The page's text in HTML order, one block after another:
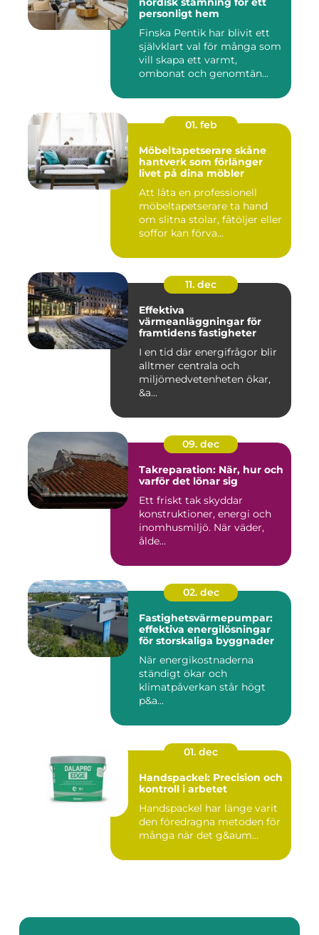
personligt hem
Finska Pentik har blivit ett
självklart val för många som
vill skapa ett varmt,
ombonat och genomtän...
01. feb
Möbeltapetserare skåne
hantverk som förlänger
livet på dina möbler
Att låta en professionell
möbeltapetserare ta hand
om slitna stolar, fåtöljer eller
soffor kan förva...
11. dec
Effektiva
värmeanläggningar för
framtidens fastigheter
I en tid där energifrågor blir
alltmer centrala och
miljömedvetenheten ökar,
&a...
09. dec
Takreparation: När, hur och
varför det lönar sig
Ett friskt tak skyddar
konstruktioner, energi och
inomhusmiljö. När väder,
ålde...
02. dec
Fastighetsvärmepumpar:
effektiva energilösningar
för storskaliga byggnader
När energikostnaderna
ständigt ökar och
klimatpåverkan står högt
p&a...
01. dec
Handspackel: Precision och
kontroll i arbetet
Handspackel har länge varit
den föredragna metoden för
många när det g&aum...